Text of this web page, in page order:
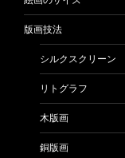
版画技法
シルクスクリーン
リトグラフ
木版画
銅版画